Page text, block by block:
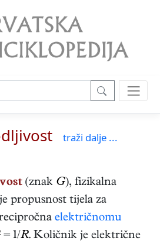
traži dalje ...
(znak G), fizikalna
propusnost tijela za
električnomu
= 1/R. Količnik je električne